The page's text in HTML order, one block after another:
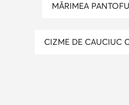
MĂRIMEA
CIZME DE CAUCIUC